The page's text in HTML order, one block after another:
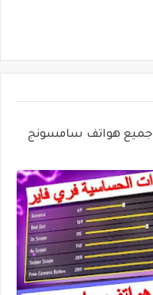
إعدادات الحساسية فري فاير 2026 جميع هواتف سامسونج